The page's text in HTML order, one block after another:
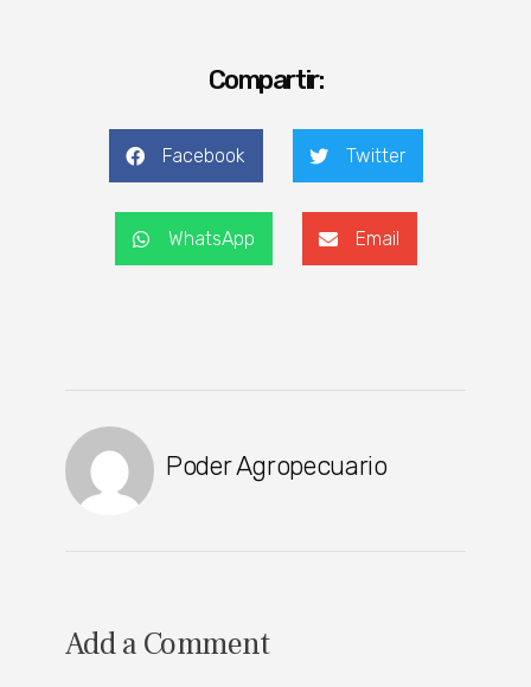
Compartir:
Facebook Twitter
WhatsApp Email
Poder Agropecuario
Add a Comment